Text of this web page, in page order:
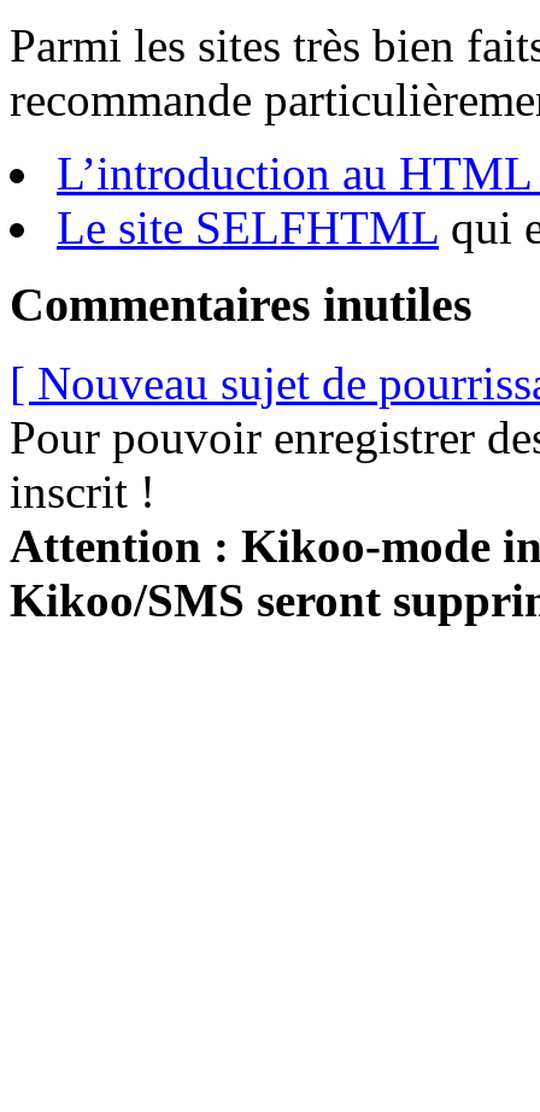
Parmi les sites très bien
recommande
L’introduction au
Le site SELFHTML qui
Commentaires inutiles
[ Nouveau sujet de
Pour pouvoir enregistrer
inscrit !
Attention : Kikoo-mode
Kikoo/SMS seront